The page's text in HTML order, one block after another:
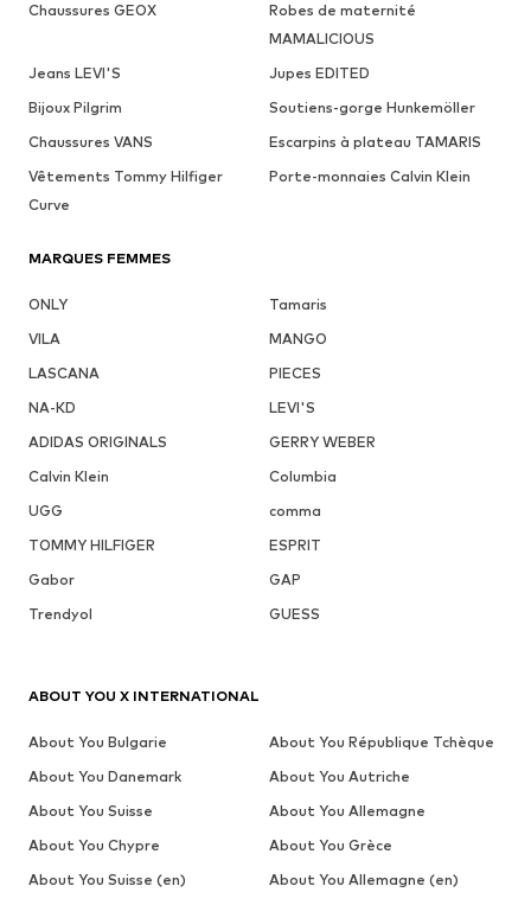
Chaussures GEOX
Robes de maternité
MAMALICIOUS
Jeans LEVI'S
Jupes EDITED
Bijoux Pilgrim
Soutiens-gorge Hunkemöller
Chaussures VANS
Escarpins à plateau TAMARIS
Vêtements Tommy Hilfiger
Curve
Porte-monnaies Calvin Klein
MARQUES FEMMES
ONLY
Tamaris
VILA
MANGO
LASCANA
PIECES
NA-KD
LEVI'S
ADIDAS ORIGINALS
GERRY WEBER
Calvin Klein
Columbia
UGG
comma
TOMMY HILFIGER
ESPRIT
Gabor
GAP
Trendyol
GUESS
ABOUT YOU X INTERNATIONAL
About You Bulgarie
About You République Tchèque
About You Danemark
About You Autriche
About You Suisse
About You Allemagne
About You Chypre
About You Grèce
About You Suisse (en)
About You Allemagne (en)